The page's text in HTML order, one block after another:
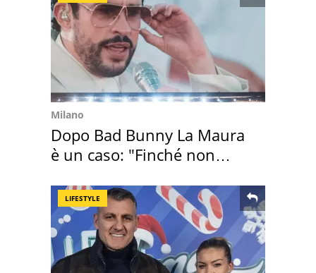
Milano
Dopo Bad Bunny La Maura
è un caso: "Finché non
LIFESTYLE